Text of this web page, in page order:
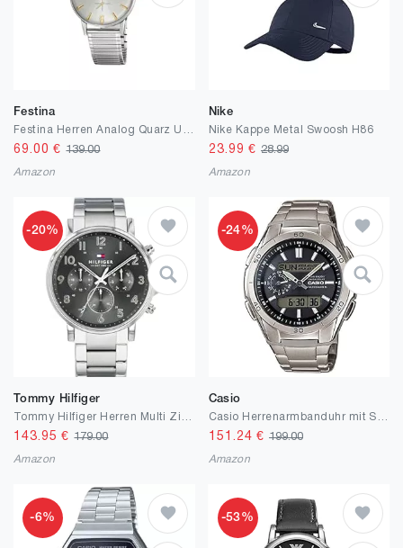
Festina
69.00 €139.00
Amazon
Nike
Nike Kappe Metal Swoosh H86
23.99 € 28.99
Amazon
-20%
Tommy Hilfiger
143.95 €179.00
Amazon
-24%
Casio
151.24 € 199.00
Amazon
-6% -53%